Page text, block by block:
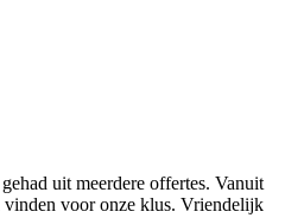
uit meerdere offertes. Vanuit
voor onze klus. Vriendelijk